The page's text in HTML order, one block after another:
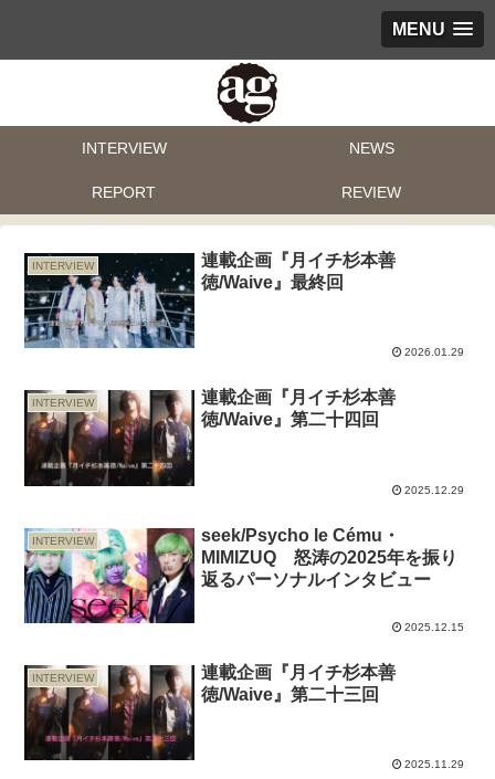
MENU
INTERVIEW NEWS
REPORT REVIEW
INTERVIEW
連載企画『月イチ杉本善
徳/Waive』最終回
2026.01.29
INTERVIEW
連載企画『月イチ杉本善
徳/Waive』第二十四回
2025.12.29
INTERVIEW
seek/Psycho le Cému・
MIMIZUQ 怒涛の2025年を振り
返るパーソナルインタビュー
2025.12.15
INTERVIEW
連載企画『月イチ杉本善
徳/Waive』第二十三回
2025.11.29